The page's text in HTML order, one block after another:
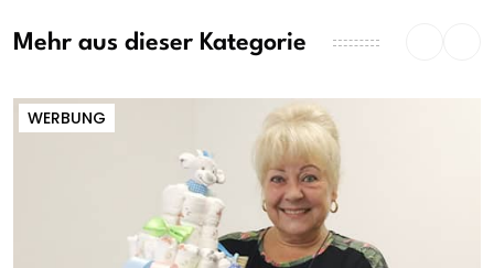
Mehr aus dieser Kategorie
WERBUNG